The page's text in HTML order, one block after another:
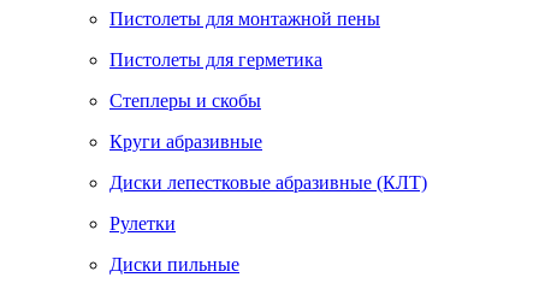
Пистолеты для монтажной пены
Пистолеты для герметика
Степлеры и скобы
Круги абразивные
Диски лепестковые абразивные (КЛТ)
Рулетки
Диски пильные